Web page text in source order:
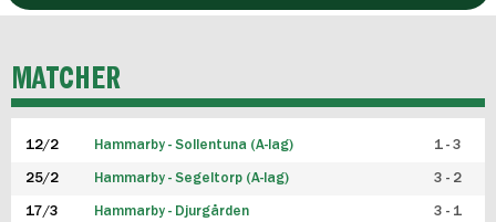
P19
F19
FUTSAL HERR
MATCHER
12/2 Hammarby - Sollentuna (A-lag) 1 - 3
25/2 Hammarby - Segeltorp (A-lag) 3 - 2
17/3 Hammarby - Djurgården 3 - 1